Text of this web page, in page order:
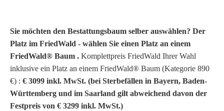
Sie möchten den Bestattungsbaum selber auswählen? Der
Platz im FriedWald - wählen Sie einen Platz an einem
FriedWald® Baum . Komplettpreis FriedWald Ihrer Wahl
inklusive ein Platz an einem FriedWald® Baum (Kategorie 890
€) : € 3099 inkl. MwSt. (bei Sterbefällen in Bayern, Baden-
Württemberg und im Saarland gilt abweichend davon der
Festpreis von € 3299 inkl. MwSt.)